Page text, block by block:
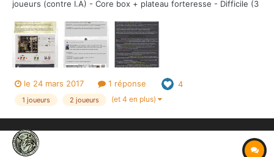
joueurs (contre I.A) - Core box + plateau forteresse - Difficile (3
participation, ma femme a particulièrement aimé tester et re-
tester ce scénario donc c'est...
le 24 mars 2017 1 réponse 4
1 joueurs 2 joueurs (et 4 en plus)